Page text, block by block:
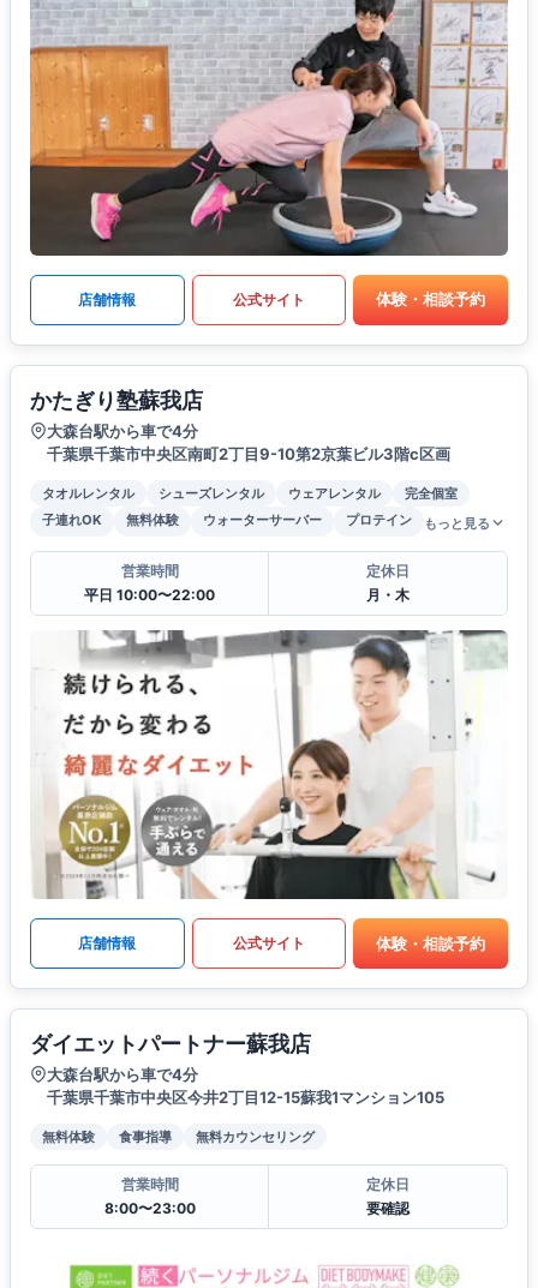
店舗情報 公式サイト 体験・相談予約
かたぎり塾蘇我店
大森台駅から車で4分
千葉県千葉市中央区南町2丁目9-10第2京葉ビル3階c区画
タオルレンタル シューズレンタル ウェアレンタル
完全個室
子連れOK
無料体験 ウォーターサーバー プロテイン もっと見る
営業時間
平日 10:00〜22:00
定休日
月・木
店舗情報 公式サイト 体験・相談予約
ダイエットパートナー蘇我店
大森台駅から車で4分
千葉県千葉市中央区今井2丁目12-15蘇我1マンション105
無料体験 食事指導 無料カウンセリング
営業時間
8:00〜23:00
定休日
要確認